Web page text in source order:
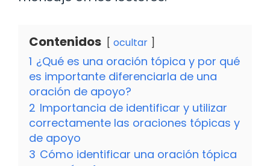
Contenidos ocultar
1 ¿Qué es una oración tópica y por qué
es importante diferenciarla de una
oración de apoyo?
2 Importancia de identificar y utilizar
correctamente las oraciones tópicas y
de apoyo
3 Cómo identificar una oración tópica